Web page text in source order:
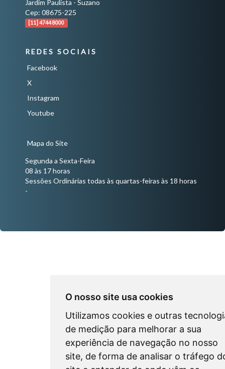
O nosso site usa cookies
Utilizamos cookies e outras
de medição para melhorar a sua
experiência de navegação no nosso
site, de forma de analisar o tráfego
Jardim Paulista - Suzano
Cep: 08675-225
[11] 4744 8000
REDES SOCIAIS
Facebook
X
Instagram
Youtube
Mapa do Site
Segunda a Sexta-Feira
08 às 17 horas
Sessões Ordinárias todas às quartas-feiras às 18 horas
-